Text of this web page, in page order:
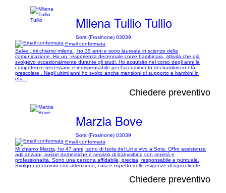
Milena Tullio Tullio
Sora (Frosinone) 03039
Email confermata
Salve , mi chiamo milena , ho 35 anni e sono laureata in scienze della
comunicazione. Ho un ' esperienza decennale come bambinaia, attività che già
svolgevo occasionalmente durante gli studi. Ho acquisito nel corso degli anni le
competenze necessarie e indispensabile per l'accudimento dei bambini in età
prescolare . Negli ultimi anni ho svolto anche mansioni di supporto a bambini in
età...
Chiedere preventivo
Marzia Bove
Sora (Frosinone) 03039
Email confermata
Mi chiamo Marzia, ho 47 anni, sono di Isola del Liri e vivo a Sora. Offro assistenza
agli anziani, pulizie domestiche e servizio di babysitting con serietà e
professionalità. Sono una persona affidabile, precisa, responsabile e puntuale.
Svolgo ogni lavoro con attenzione, cura e rispetto delle esigenze di ogni cliente.
Chiedere preventivo